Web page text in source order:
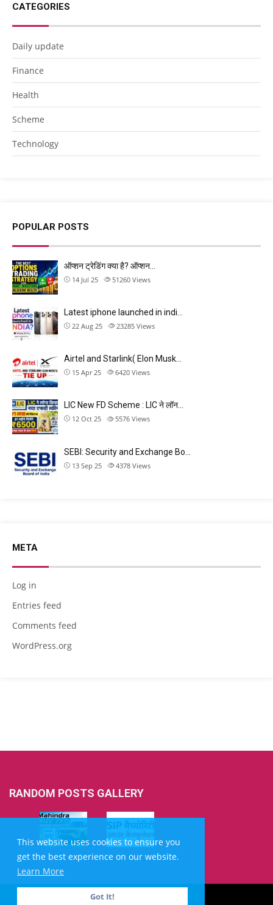
This website uses cookies to ensure you
get the best experience on our website.
Learn More
Got It!
CATEGORIES
Daily update
Finance
Health
Scheme
Technology
POPULAR POSTS
ऑप्शन ट्रेडिंग क्या है? ऑप्शन…
14 Jul 25 51260 Views
Latest iphone launched in indi…
22 Aug 25 23285 Views
Airtel and Starlink( Elon Musk…
15 Apr 25 6420 Views
LIC New FD Scheme : LIC ने लॉन…
12 Oct 25 5576 Views
SEBI: Security and Exchange Bo…
13 Sep 25 4378 Views
META
Log in
Entries feed
Comments feed
WordPress.org
RANDOM POSTS GALLERY